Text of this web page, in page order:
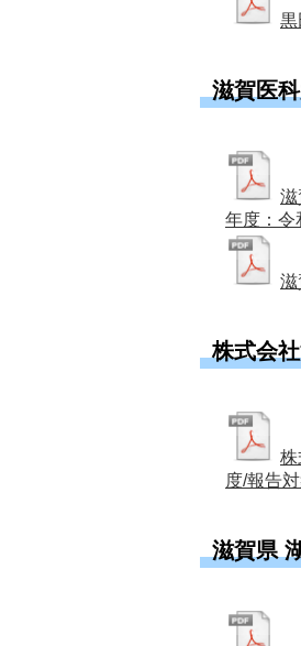
黒
滋賀医
滋
年度：令
滋
株式会
株
度/報告
滋賀県